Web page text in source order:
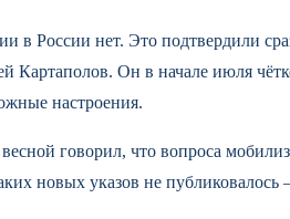
России нет. Это подтвердили
Картаполов. Он в начале июля
настроения.
говорил, что вопроса
новых указов не